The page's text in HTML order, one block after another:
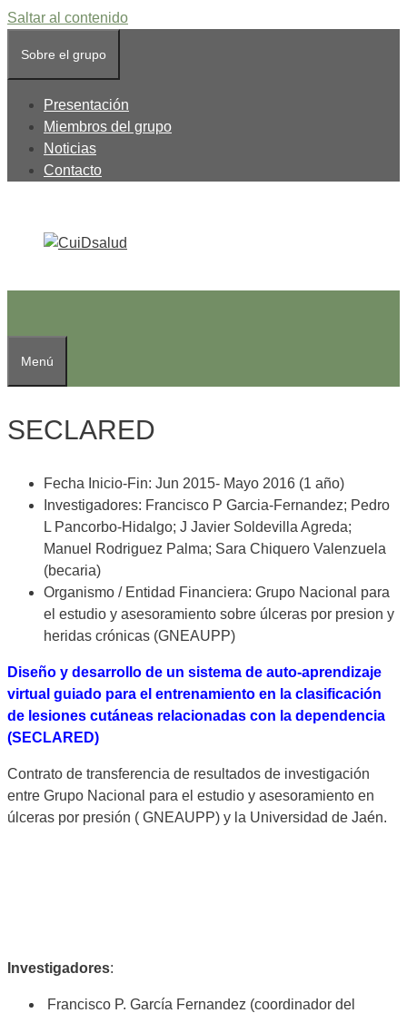
Saltar al contenido
Sobre el grupo
Presentación
Miembros del grupo
Noticias
Contacto
Menú
SECLARED
Fecha Inicio-Fin: Jun 2015- Mayo 2016 (1 año)
Investigadores: Francisco P Garcia-Fernandez; Pedro
L Pancorbo-Hidalgo; J Javier Soldevilla Agreda;
Manuel Rodriguez Palma; Sara Chiquero Valenzuela
(becaria)
Organismo / Entidad Financiera: Grupo Nacional para
el estudio y asesoramiento sobre úlceras por presion y
heridas crónicas (GNEAUPP)
Diseño y desarrollo de un sistema de auto-aprendizaje
virtual guiado para el entrenamiento en la clasificación
de lesiones cutáneas relacionadas con la dependencia
(SECLARED)
Contrato de transferencia de resultados de investigación
entre Grupo Nacional para el estudio y asesoramiento en
úlceras por presión ( GNEAUPP) y la Universidad de Jaén.
Investigadores:
Francisco P. García Fernandez (coordinador del